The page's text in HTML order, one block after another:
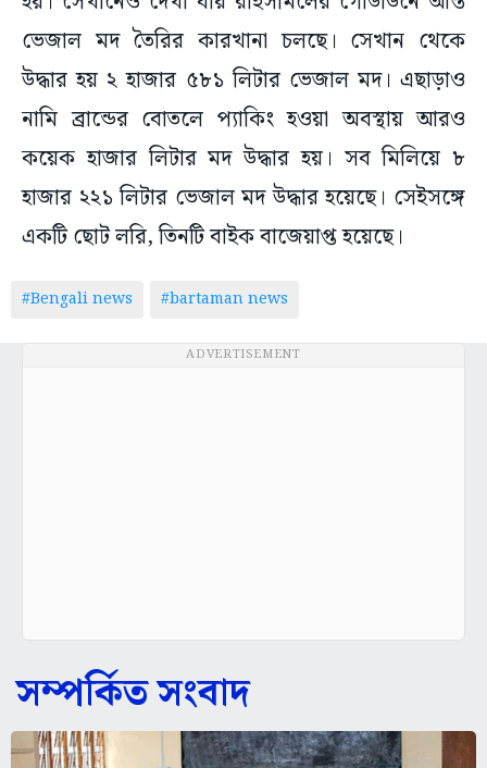
ভেজাল মদ তৈরির কারখানা চলছে। সেখান থেকে
উদ্ধার হয় ২ হাজার ৫৮১ লিটার ভেজাল মদ। এছাড়াও
নামি ব্রান্ডের বোতলে প্যাকিং হওয়া অবস্থায় আরও
কয়েক হাজার লিটার মদ উদ্ধার হয়। সব মিলিয়ে ৮
হাজার ২২১ লিটার ভেজাল মদ উদ্ধার হয়েছে। সেইসঙ্গে
একটি ছোট লরি, তিনটি বাইক বাজেয়াপ্ত হয়েছে।
#Bengali news #bartaman news
ADVERTISEMENT
সম্পর্কিত সংবাদ